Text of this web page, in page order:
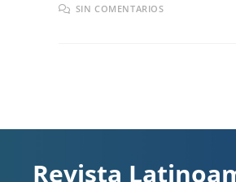
SIN COMENTARIOS
Revista